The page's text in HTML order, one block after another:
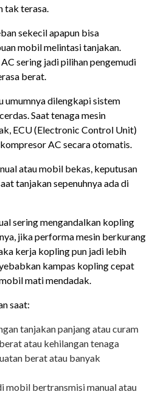
tak terasa.
sekecil apapun bisa
mobil melintasi tanjakan.
sering jadi pilihan pengemudi
berat.
dilengkapi sistem
Saat tenaga mesin
ECU (Electronic Control Unit)
AC secara otomatis.
atau mobil bekas, keputusan
tanjakan sepenuhnya ada di
sering mengandalkan kopling
jika performa mesin berkurang
kerja kopling pun jadi lebih
kampas kopling cepat
mati mendadak.
saat:
tanjakan panjang atau curam
atau kehilangan tenaga
berat atau banyak
mobil bertransmisi manual atau